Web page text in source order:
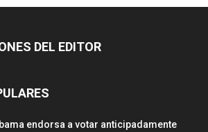
DEL EDITOR
endorsa a votar anticipadamente